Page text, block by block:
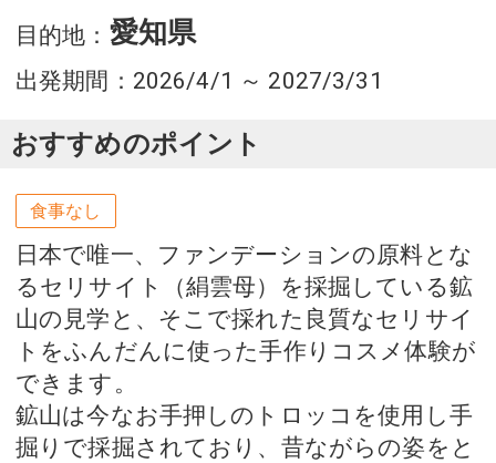
目的地 ： 愛知県
出発期間：2026/4/1 ～ 2027/3/31
おすすめのポイント
食事なし
日本で唯一、ファンデーションの原料とな
るセリサイト（絹雲母）を採掘している鉱
山の見学と、そこで採れた良質なセリサイ
トをふんだんに使った手作りコスメ体験が
できます。
鉱山は今なお手押しのトロッコを使用し手
掘りで採掘されており、昔ながらの姿をと